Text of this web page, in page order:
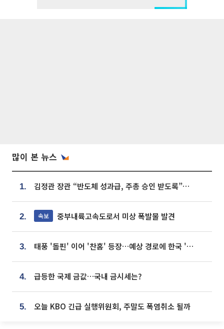
많이 본 뉴스
1. 김정관 장관 “반도체 성과급, 주총 승인 받도록”…상법·자본시장법 개정 시사
2. 속보 중부내륙고속도로서 미상 폭발물 발견
3. 태풍 '돌핀' 이어 '찬홈' 등장…예상 경로에 한국 '한숨'
4. 급등한 국제 금값…국내 금시세는?
5. 오늘 KBO 긴급 실행위원회, 주말도 폭염취소 될까